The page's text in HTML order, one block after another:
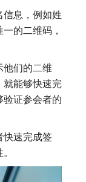
信息，例如姓
的二维码，
他们的二维
就能够快速完
验证参会者的
快速完成签